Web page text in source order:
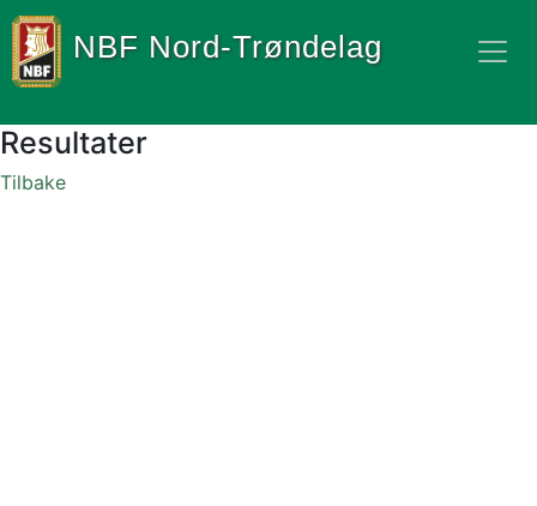
NBF Nord-Trøndelag
Resultater
Tilbake